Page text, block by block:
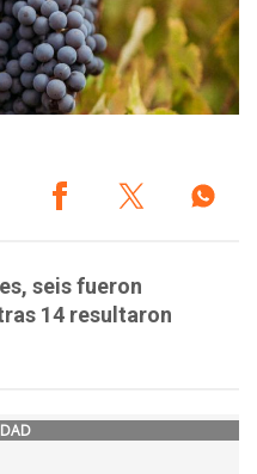
seis fueron
14 resultaron